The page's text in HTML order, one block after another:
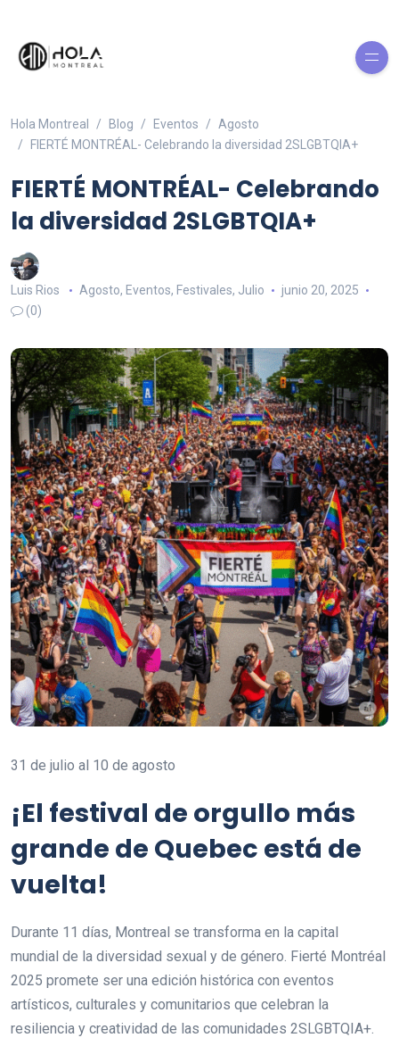
Hola Montreal Blog Eventos
Agosto
FIERTÉ MONTRÉAL- Celebrando la diversidad 2SLGBTQIA+
FIERTÉ MONTRÉAL- Celebrando
la diversidad 2SLGBTQIA+
Luis Rios Agosto, Eventos, Festivales, Julio
junio 20, 2025
(0)
31 de julio al 10 de agosto
¡El festival de orgullo más
grande de Quebec está de
vuelta!
Durante 11 días, Montreal se transforma en la capital
mundial de la diversidad sexual y de género. Fierté Montréal
2025 promete ser una edición histórica con eventos
artísticos, culturales y comunitarios que celebran la
resiliencia y creatividad de las comunidades 2SLGBTQIA+.